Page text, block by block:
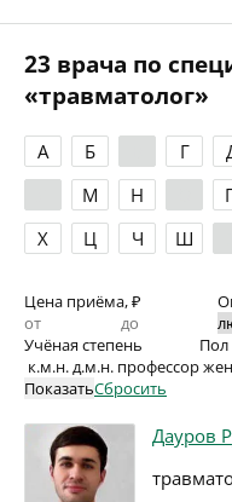
23 врача по
«травматолог»
А Б Г
М Н
Х
Ц Ч Ш
Цена приёма, ₽
Учёная степень
к.м.н.д.м.н. профессор
Пол
ПоказатьСбросить
Дауров